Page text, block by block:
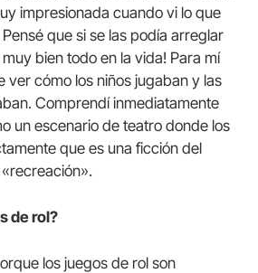
impresionada cuando vi lo que
que si se las podía arreglar
muy bien todo en la vida! Para mí
ver cómo los niños jugaban y las
Comprendí inmediatamente
un escenario de teatro donde los
que es una ficción del
de rol?
los juegos de rol son